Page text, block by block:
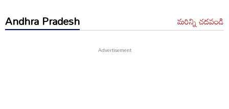
Andhra Pradesh మరిన్ని చదవండి